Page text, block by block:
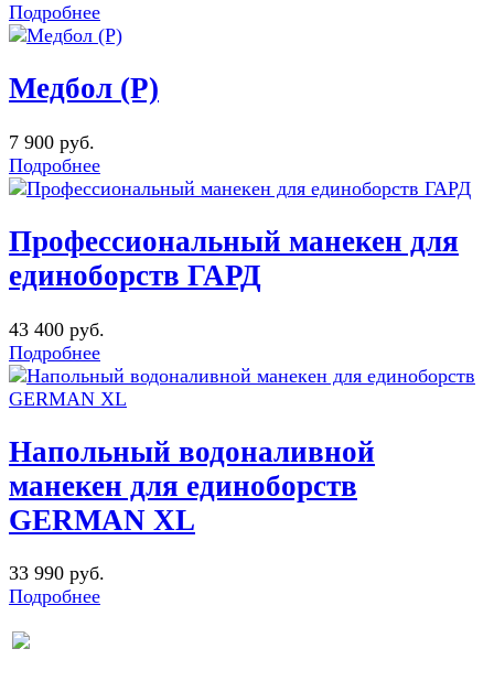
Подробнее
Медбол (Р)
7 900 руб.
Подробнее
Профессиональный манекен для
единоборств ГАРД
43 400 руб.
Подробнее
Напольный водоналивной
манекен для единоборств
GERMAN XL
33 990 руб.
Подробнее